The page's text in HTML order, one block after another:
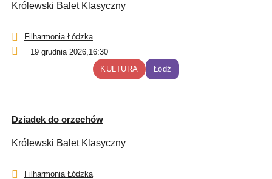
Królewski Balet Klasyczny
Filharmonia Łódzka
19 grudnia 2026,16:30
KULTURA
Łódź
Dziadek do orzechów
Królewski Balet Klasyczny
Filharmonia Łódzka